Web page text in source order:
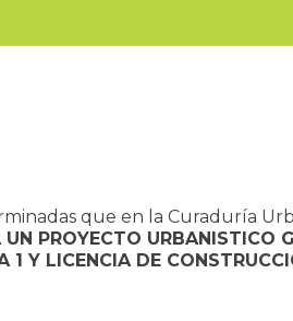
que en la Curaduría
PROYECTO URBANISTICO
Y LICENCIA DE